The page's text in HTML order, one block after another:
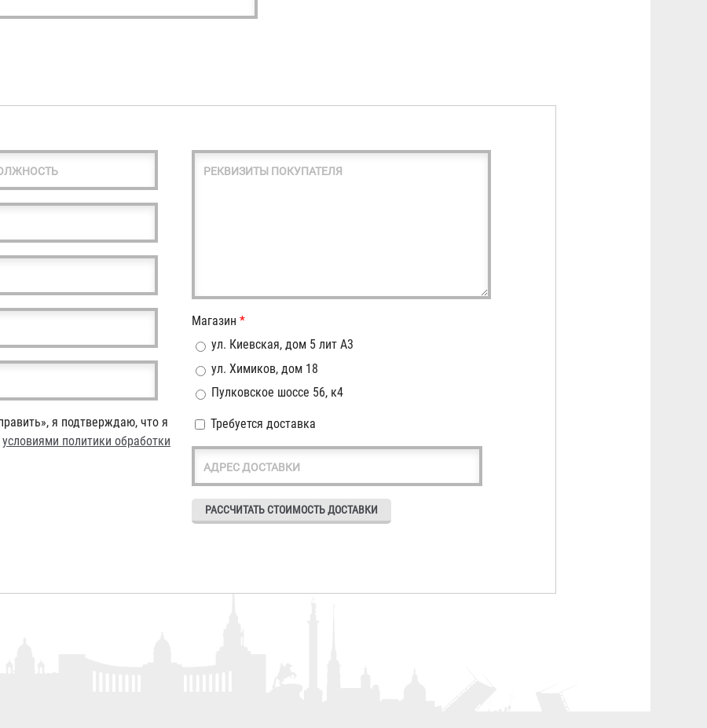
я подтверждаю, что я
условиями политики обработки
РЕКВИЗИТЫ ПОКУПАТЕЛЯ
Магазин *
ул. Киевская, дом 5 лит А3
ул. Химиков, дом 18
Пулковское шоссе 56, к4
Требуется доставка
АДРЕС ДОСТАВКИ